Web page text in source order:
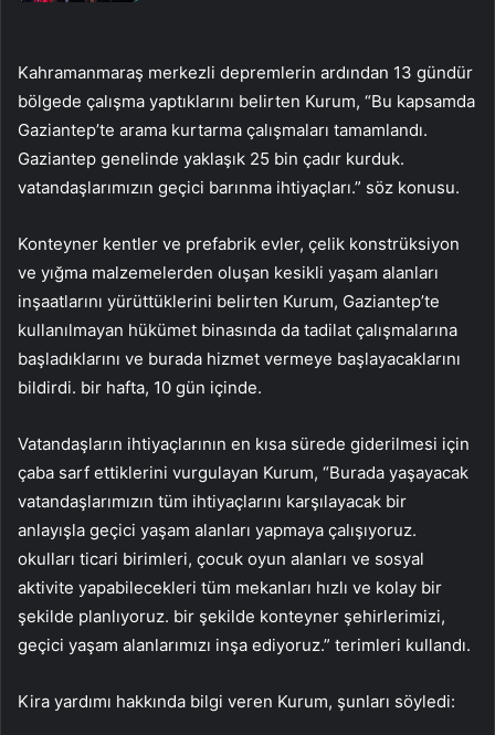
Kahramanmaraş merkezli depremlerin ardından 13 gündür
bölgede çalışma yaptıklarını belirten Kurum, “Bu kapsamda
Gaziantep’te arama kurtarma çalışmaları tamamlandı.
Gaziantep genelinde yaklaşık 25 bin çadır kurduk.
vatandaşlarımızın geçici barınma ihtiyaçları.” söz konusu.
Konteyner kentler ve prefabrik evler, çelik konstrüksiyon
ve yığma malzemelerden oluşan kesikli yaşam alanları
inşaatlarını yürüttüklerini belirten Kurum, Gaziantep’te
kullanılmayan hükümet binasında da tadilat çalışmalarına
başladıklarını ve burada hizmet vermeye başlayacaklarını
bildirdi. bir hafta, 10 gün içinde.
Vatandaşların ihtiyaçlarının en kısa sürede giderilmesi için
çaba sarf ettiklerini vurgulayan Kurum, “Burada yaşayacak
vatandaşlarımızın tüm ihtiyaçlarını karşılayacak bir
anlayışla geçici yaşam alanları yapmaya çalışıyoruz.
okulları ticari birimleri, çocuk oyun alanları ve sosyal
aktivite yapabilecekleri tüm mekanları hızlı ve kolay bir
şekilde planlıyoruz. bir şekilde konteyner şehirlerimizi,
geçici yaşam alanlarımızı inşa ediyoruz.” terimleri kullandı.
Kira yardımı hakkında bilgi veren Kurum, şunları söyledi: